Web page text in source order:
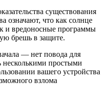
существования
означают, что как солнце
и вредоносные программы
брешь в защите.
— нет повода для
несколькими простыми
вашего устройства
взлома